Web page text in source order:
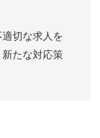
切な求人を
たな対応策